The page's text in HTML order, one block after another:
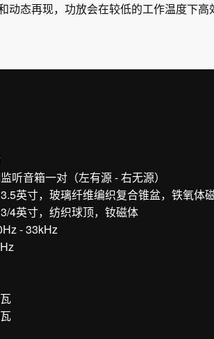
动态再现，功放会在较低的工作温度下
听音箱一对（左有源 - 右无源）
英寸，玻璃纤维编织复合锥盆，铁氧体
4英寸，纺织球顶，钕磁体
- 33kHz